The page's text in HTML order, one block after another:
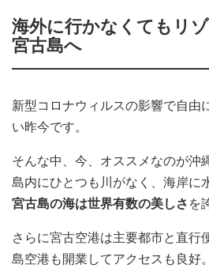
海外に行かなくてもリ
宮古島へ
新型コロナウィルスの影響で自由
い昨今です。
そんな中、今、オススメなのが沖
島内にひとつも川がなく、海岸に
宮古島の海は世界有数の美しさ を
さらに宮古空港は主要都市と直行
島空港も開業してアクセスも良好。